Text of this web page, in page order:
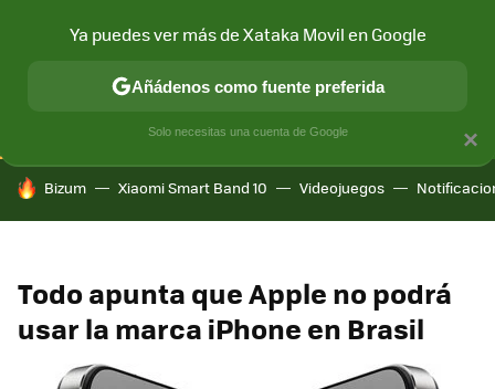
CONECTIVIDAD MÓVIL Y SOCIEDAD APLICACIONES
HOY SE HABLA DE
Bizum Xiaomi Smart Band 10 Videojuegos
Todo apunta que Apple no podrá
usar la marca iPhone en Brasil
×
Ya puedes ver más de Xataka Movil en Google
Añádenos como fuente preferida
Solo necesitas una cuenta de Google